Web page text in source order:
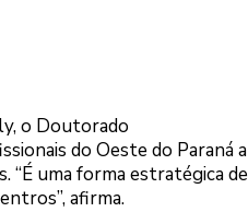
o Doutorado
do Oeste do Paraná a
“É uma forma estratégica de
afirma.